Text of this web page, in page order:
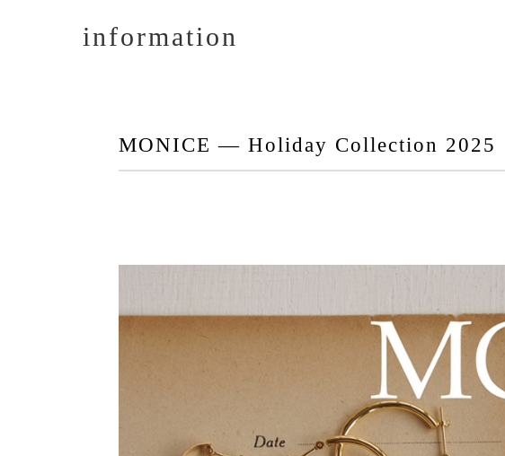
information
MONICE ― Holiday Collection 2025